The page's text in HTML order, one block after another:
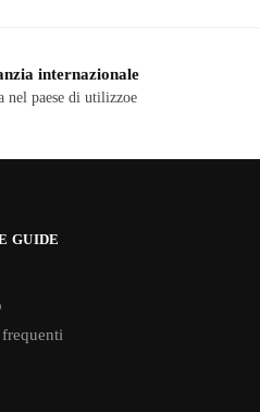
internazionale
nel paese di utilizzoe
GUIDE